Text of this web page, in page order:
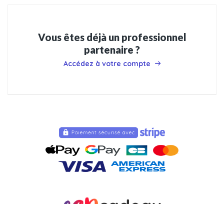
Vous êtes déjà un professionnel
partenaire ?
Accédez à votre compte